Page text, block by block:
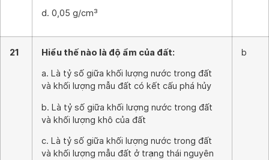
d. 0,05 g/cm³
21 Hiểu thế nào là độ ẩm của đất:
a. Là tỷ số giữa khối lượng nước trong đất
và khối lượng mẫu đất có kết cấu phá hủy
b. Là tỷ số giữa khối lượng nước trong đất
và khối lượng khô của đất
c. Là tỷ số giữa khối lượng nước trong đất
và khối lượng mẫu đất ở trạng thái nguyên
b